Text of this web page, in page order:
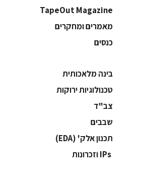
TapeOut Magazine
מאמרים ומחקרים
כנסים
בינה מלאכותית
‫טכנולוגיות ירוקות‬
‫צב"ד‬
‫שבבים‬
‫תכנון אלק' (‪(EDA‬‬